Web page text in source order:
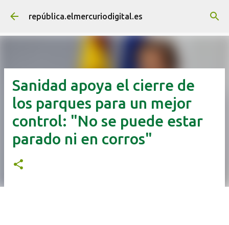
Ir al contenido principal
república.elmercuriodigital.es
Sanidad apoya el cierre de
los parques para un mejor
control: "No se puede estar
parado ni en corros"